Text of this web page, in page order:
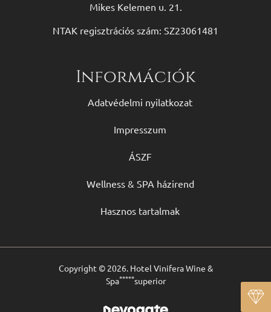
Mikes Kelemen u. 21.
NTAK regisztrációs szám: SZ23061481
Információk
Adatvédelmi nyilatkozat
Impresszum
ÁSZF
Wellness & SPA házirend
Hasznos tartalmak
Copyright © 2026. Hotel Vinifera Wine &
Spa*****superior